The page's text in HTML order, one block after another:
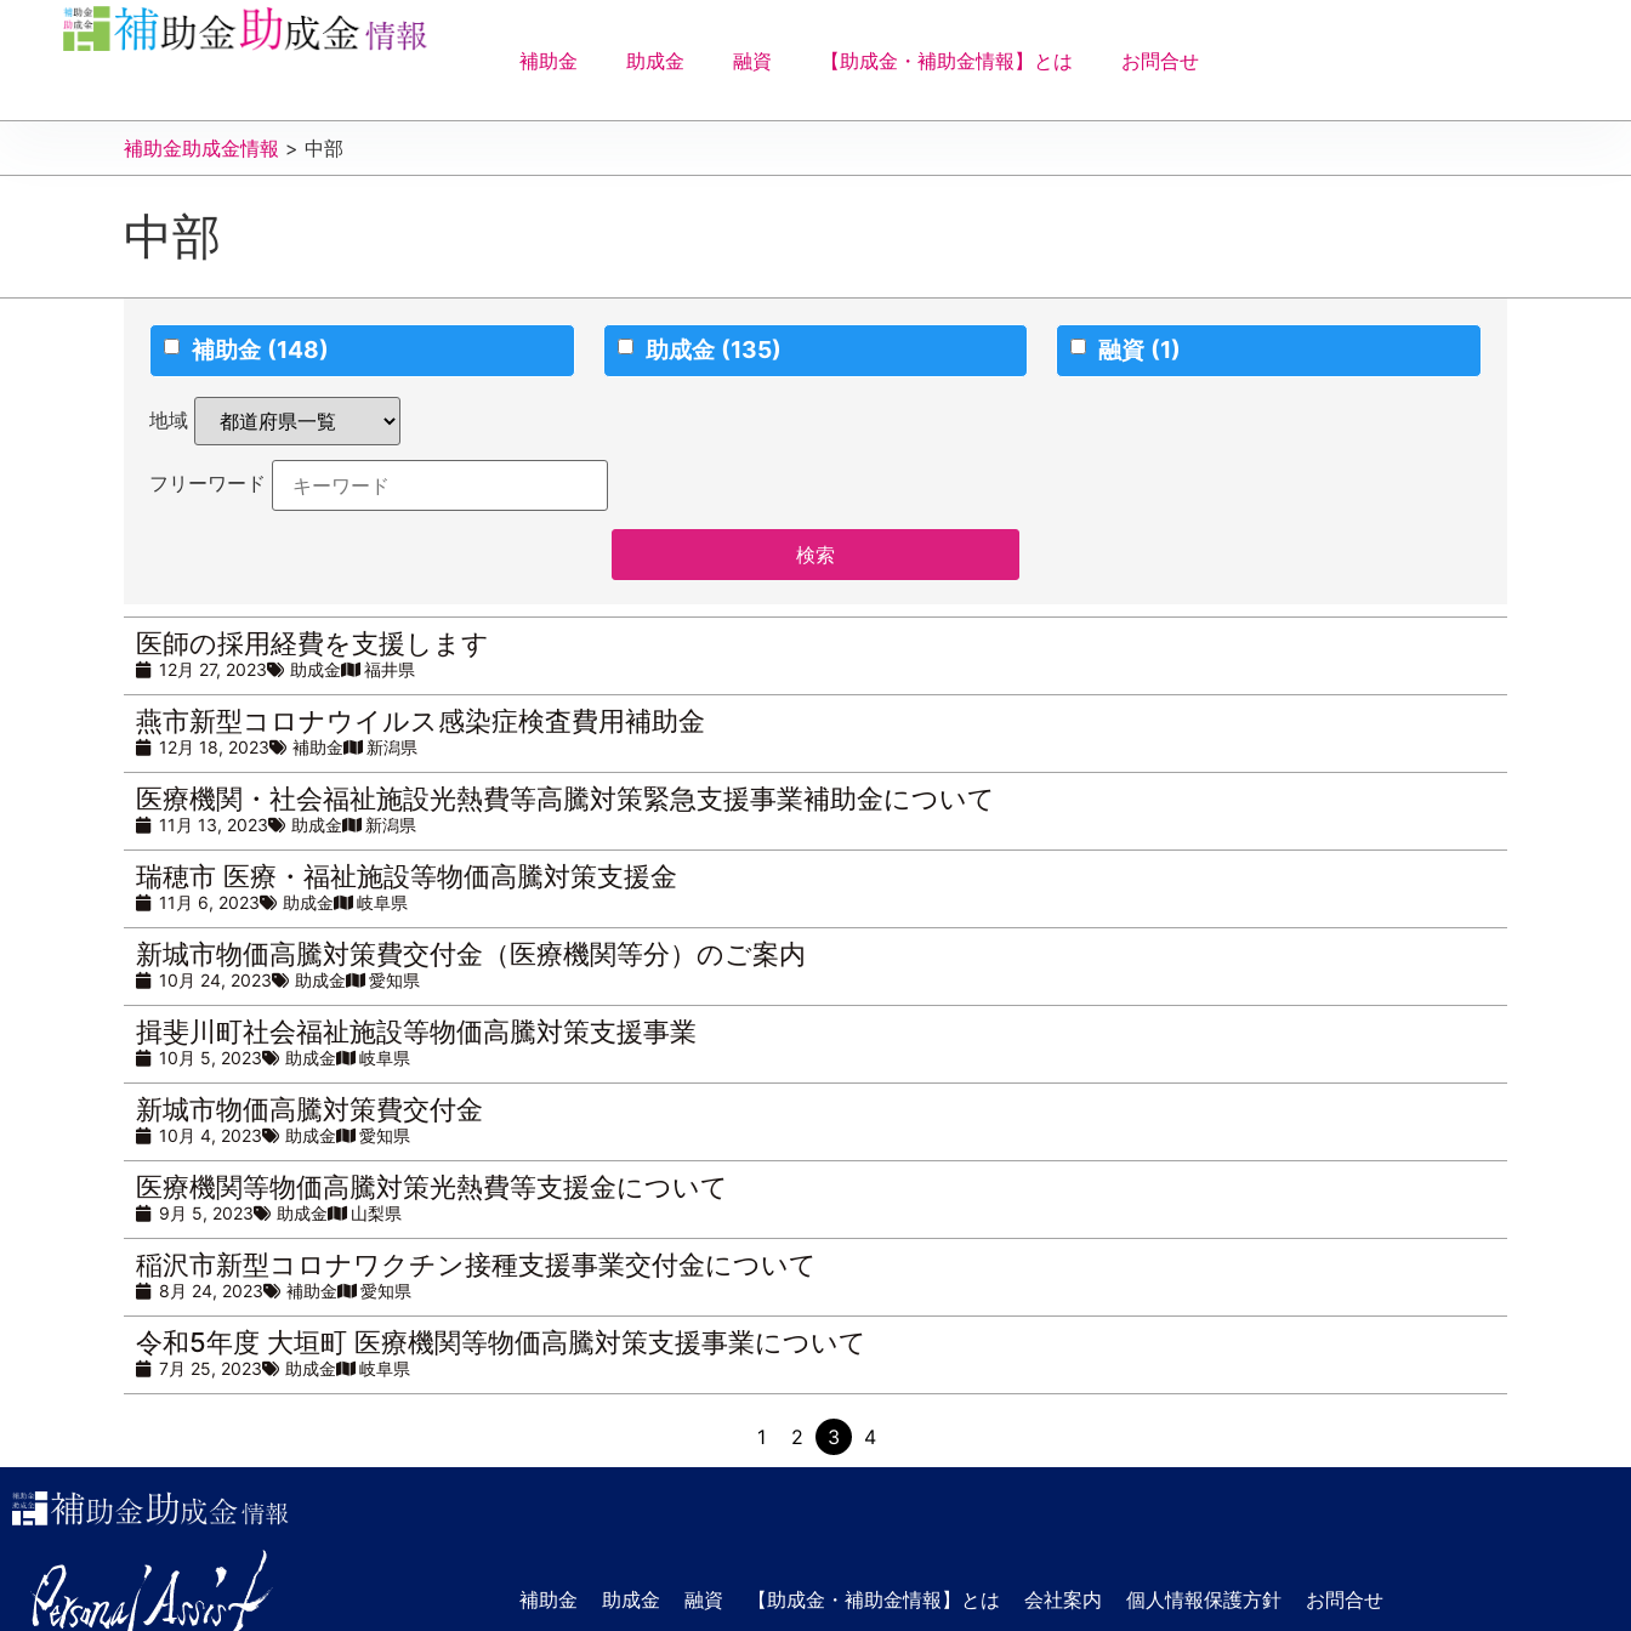
補助金 助成金 融資 【助成金・補助金情報】とは お問合せ
補助金助成金情報 > 中部
中部
補助金 (148) 助成金 (135) 融資 (1)
地域
フリーワード
医師の採用経費を支援します
12月 27, 2023 助成金 福井県
燕市新型コロナウイルス感染症検査費用補助金
12月 18, 2023 補助金 新潟県
医療機関・社会福祉施設光熱費等高騰対策緊急支援事業補助金について
11月 13, 2023 助成金 新潟県
瑞穂市 医療・福祉施設等物価高騰対策支援金
11月 6, 2023 助成金 岐阜県
新城市物価高騰対策費交付金（医療機関等分）のご案内
10月 24, 2023 助成金 愛知県
揖斐川町社会福祉施設等物価高騰対策支援事業
10月 5, 2023 助成金 岐阜県
新城市物価高騰対策費交付金
10月 4, 2023 助成金 愛知県
医療機関等物価高騰対策光熱費等支援金について
9月 5, 2023 助成金 山梨県
稲沢市新型コロナワクチン接種支援事業交付金について
8月 24, 2023 補助金 愛知県
令和5年度 大垣町 医療機関等物価高騰対策支援事業について
7月 25, 2023 助成金 岐阜県
1 2 3 4
補助金 助成金 融資 【助成金・補助金情報】とは 会社案内 個人情報保護方針 お問合せ